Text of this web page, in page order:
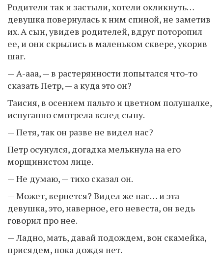
Родители так и застыли, хотели окликнуть…
девушка повернулась к ним спиной, не заметив
их. А сын, увидев родителей, вдруг поторопил
ее, и они скрылись в маленьком сквере, укорив
шаг.
— А-ааа, — в растерянности попытался что-то
сказать Петр, — а куда это он?
Таисия, в осеннем пальто и цветном полушалке,
испуганно смотрела вслед сыну.
— Петя, так он разве не видел нас?
Петр осунулся, догадка мелькнула на его
морщинистом лице.
— Не думаю, — тихо сказал он.
— Может, вернется? Видел же нас… и эта
девушка, это, наверное, его невеста, он ведь
говорил про нее.
— Ладно, мать, давай подождем, вон скамейка,
присядем, пока дождя нет.